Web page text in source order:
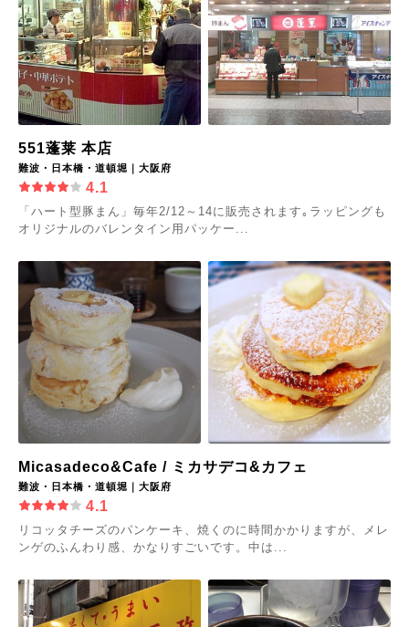
551蓬莱 本店
難波・日本橋・道頓堀｜大阪府
4.1
「ハート型豚まん」毎年2/12～14に販売されます｡ラッピングも
オリジナルのバレンタイン用パッケー...
Micasadeco&Cafe / ミカサデコ&カフェ
難波・日本橋・道頓堀｜大阪府
4.1
リコッタチーズのパンケーキ、焼くのに時間かかりますが、メレ
ンゲのふんわり感、かなりすごいです。中は...